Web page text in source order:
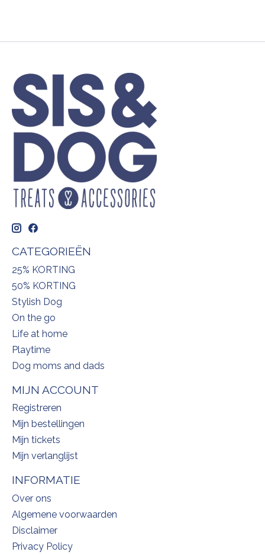
CATEGORIEËN
25% KORTING
50% KORTING
Stylish Dog
On the go
Life at home
Playtime
Dog moms and dads
MIJN ACCOUNT
Registreren
Mijn bestellingen
Mijn tickets
Mijn verlanglijst
INFORMATIE
Over ons
Algemene voorwaarden
Disclaimer
Privacy Policy